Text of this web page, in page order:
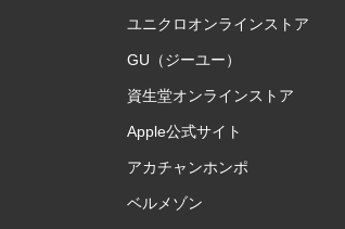
ユニクロオンラインストア
GU（ジーユー）
資生堂オンラインストア
Apple公式サイト
アカチャンホンポ
ベルメゾン